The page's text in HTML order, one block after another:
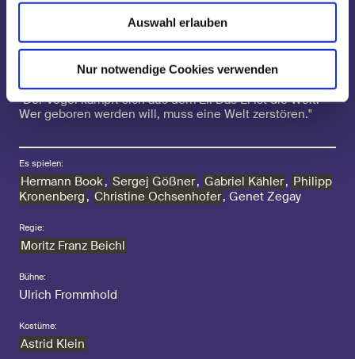
Auswahl erlauben
Nur notwendige Cookies verwenden
einzupassen und den Weg zu uns gar nicht erst zu
versuchen? Und wenn wir versuchen ihn zu gehen,
wohin führt er uns eigentlich? Er stellt sich den Fragen
des Erwachsenwerdens und des Kampfes ein Mensch zu
"Der Vogel kämpft sich aus dem Ei. Das Ei ist die Welt.
Wer geboren werden will, muss eine Welt zerstören."
Es spielen:
Hermann Book, Sergej Gößner, Gabriel Kähler, Philipp
Kronenberg , Christine Ochsenhofer, Genet Zegay
Regie:
Moritz Franz Beichl
Bühne:
Ulrich Frommhold
Kostüme:
Astrid Klein